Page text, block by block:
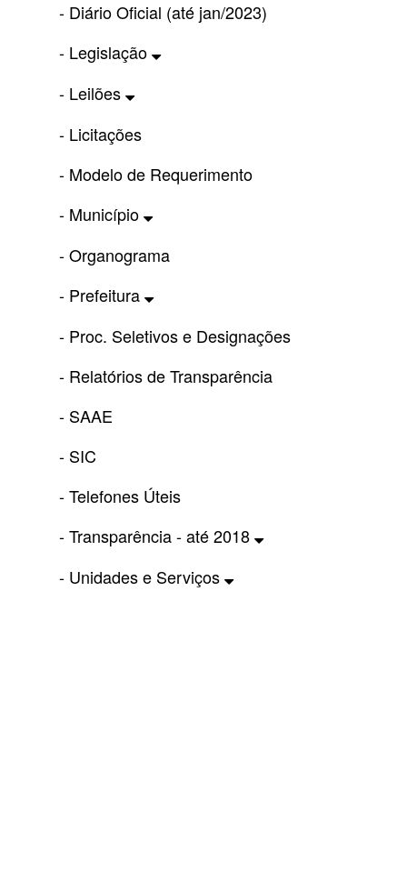
- Diário Oficial (até jan/2023)
- Legislação
- Leilões
- Licitações
- Modelo de Requerimento
- Município
- Organograma
- Prefeitura
- Proc. Seletivos e Designações
- Relatórios de Transparência
- SAAE
- SIC
- Telefones Úteis
- Transparência - até 2018
- Unidades e Serviços